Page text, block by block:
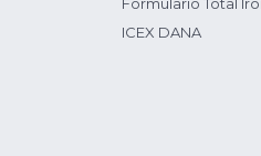
ICEX DANA